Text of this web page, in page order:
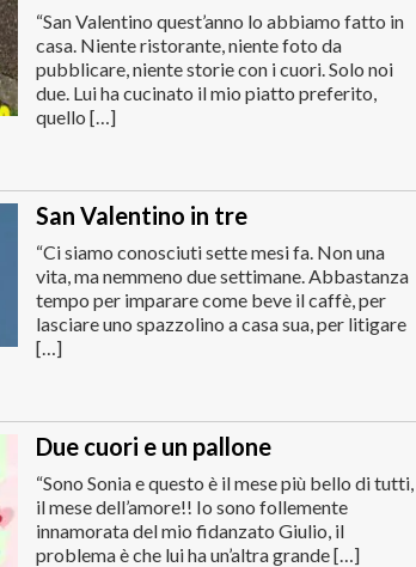
“San Valentino quest’anno lo abbiamo fatto in
casa. Niente ristorante, niente foto da
pubblicare, niente storie con i cuori. Solo noi
due. Lui ha cucinato il mio piatto preferito,
quello […]
San Valentino in tre
“Ci siamo conosciuti sette mesi fa. Non una
vita, ma nemmeno due settimane. Abbastanza
tempo per imparare come beve il caffè, per
lasciare uno spazzolino a casa sua, per litigare
[…]
Due cuori e un pallone
“Sono Sonia e questo è il mese più bello di tutti,
il mese dell’amore!! Io sono follemente
innamorata del mio fidanzato Giulio, il
problema è che lui ha un’altra grande […]